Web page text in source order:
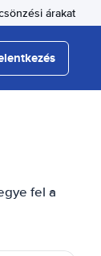
árakat
fel a